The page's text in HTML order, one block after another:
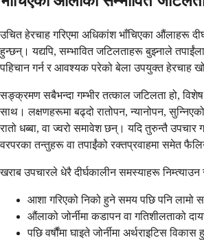
उचित हेरचाह गरिएमा अधिकांश भाँचिएका औंलाहरू
हुन्छन्। यद्यपि, सम्भावित जटिलताहरू बुझ्नाले
पहिचान गर्न र आवश्यक परेको बेला उपयुक्त हेरचाह
सङ्क्रमण सबैभन्दा गम्भीर तत्काल जटिलता हो, विशेष
साथ। लक्षणहरूमा बढ्दो रातोपन, न्यानोपन,
रातो धब्बा, वा ज्वरो समावेश छन्। यदि तुरुन्तै
वरपरका तन्तुहरू वा तपाईंको रक्तप्रवाहमा समेत
खराब उपचारले धेरै दीर्घकालीन समस्याहरू
आशा गरिएको निको हुने समय पछि पनि लामो
औंलाको जोर्नीमा कडापन वा गतिशीलताको
पछि वर्षौंमा घाइते जोर्नीमा अर्थराइटिस विकास